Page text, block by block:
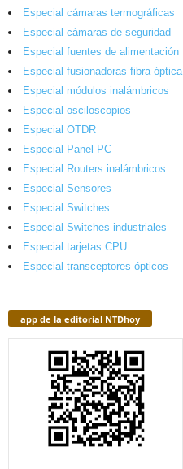
Especial cámaras termográficas
Especial cámaras de seguridad
Especial fuentes de alimentación
Especial fusionadoras fibra óptica
Especial módulos inalámbricos
Especial osciloscopios
Especial OTDR
Especial Panel PC
Especial Routers inalámbricos
Especial Sensores
Especial Switches
Especial Switches industriales
Especial tarjetas CPU
Especial transceptores ópticos
app de la editorial NTDhoy